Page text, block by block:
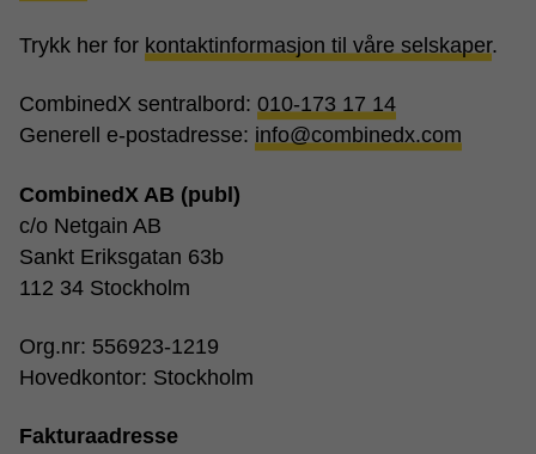
Trykk her for kontaktinformasjon til våre selskaper.
CombinedX sentralbord: 010-173 17 14
Generell e-postadresse: info@combinedx.com
CombinedX AB (publ)
c/o Netgain AB
Sankt Eriksgatan 63b
112 34 Stockholm
Org.nr: 556923-1219
Hovedkontor: Stockholm
Fakturaadresse